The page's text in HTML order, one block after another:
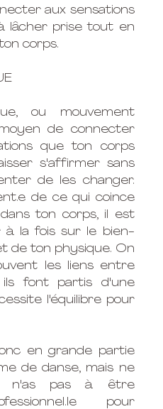
aux sensations
lâcher prise tout en
corps.
ou mouvement
de connecter
que ton corps
s'affirmer sans
de les changer.
de ce qui coince
ton corps, il est
à la fois sur le bien-
de ton physique. On
les liens entre
ils font partis d'une
l'équilibre pour
en grande partie
de danse, mais ne
n'as pas à être
pour